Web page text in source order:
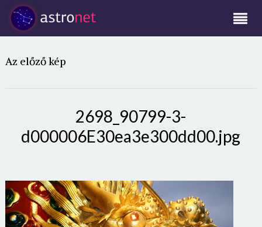
Az előző kép
2698_90799-3-
d000006E30ea3e300dd00.jpg